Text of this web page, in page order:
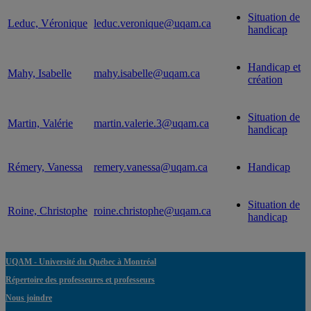
Leduc, Véronique leduc.veronique@uqam.ca
Situation de
handicap
Mahy, Isabelle mahy.isabelle@uqam.ca
Handicap et
création
Martin, Valérie martin.valerie.3@uqam.ca
Situation de
handicap
Rémery, Vanessa remery.vanessa@uqam.ca Handicap
Roine, Christophe roine.christophe@uqam.ca
Situation de
handicap
UQAM - Université du Québec à Montréal
Répertoire des professeures et professeurs
Nous joindre